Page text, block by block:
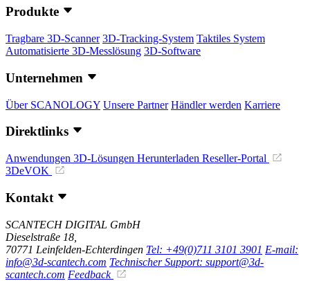
Produkte
Tragbare 3D-Scanner 3D-Tracking-System Taktiles System
Automatisierte 3D-Messlösung 3D-Software
Unternehmen
Über SCANOLOGY Unsere Partner Händler werden Karriere
Direktlinks
Anwendungen 3D-Lösungen Herunterladen Reseller-Portal
3DeVOK
Kontakt
SCANTECH DIGITAL GmbH
Dieselstraße 18,
70771 Leinfelden-Echterdingen Tel: +49(0)711 3101 3901 E-mail:
info@3d-scantech.com Technischer Support: support@3d-
scantech.com Feedback